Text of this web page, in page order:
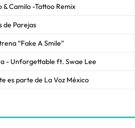
& Camilo -Tattoo Remix
de Parejas
“Fake A Smile”
- Unforgettable ft. Swae Lee
es parte de La Voz México